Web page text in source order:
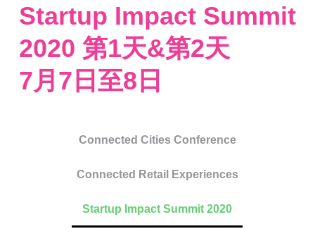
Startup Impact Summit
2020 第1天&第2天
7月7日至8日
Connected Cities Conference
Connected Retail Experiences
Startup Impact Summit 2020